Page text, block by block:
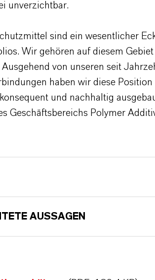
unverzichtbar.
sind ein wesentlicher
Wir gehören auf diesem
von unseren seit
haben wir diese Position
und nachhaltig
Geschäftsbereichs Polymer
AUSSAGEN